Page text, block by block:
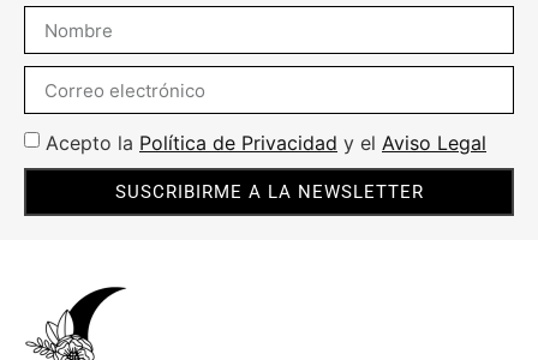
Acepto la Política de Privacidad y el Aviso Legal
SUSCRIBIRME A LA NEWSLETTER